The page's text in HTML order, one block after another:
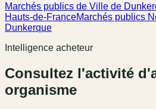
Marchés publics de Ville de
Hauts-de-FranceMarchés publics
Dunkerque
Intelligence acheteur
Consultez l'activité
organisme